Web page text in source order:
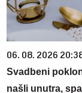
06. 08. 2026
Svadbeni
našli unutra,